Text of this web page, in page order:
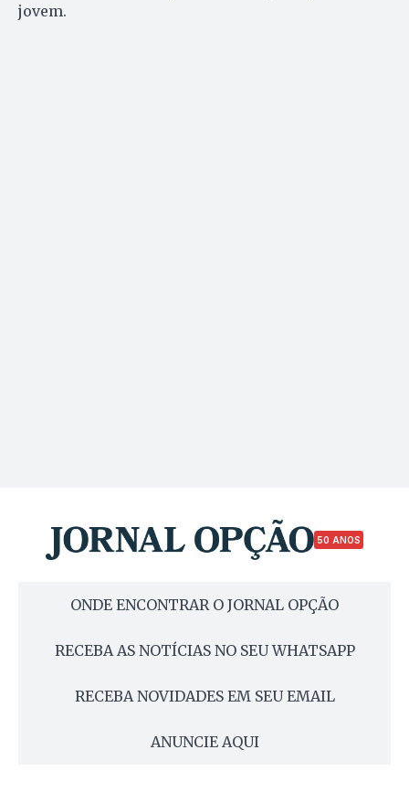
jovem.
50 ANOS
ONDE ENCONTRAR O JORNAL OPÇÃO
RECEBA AS NOTÍCIAS NO SEU WHATSAPP
RECEBA NOVIDADES EM SEU EMAIL
ANUNCIE AQUI